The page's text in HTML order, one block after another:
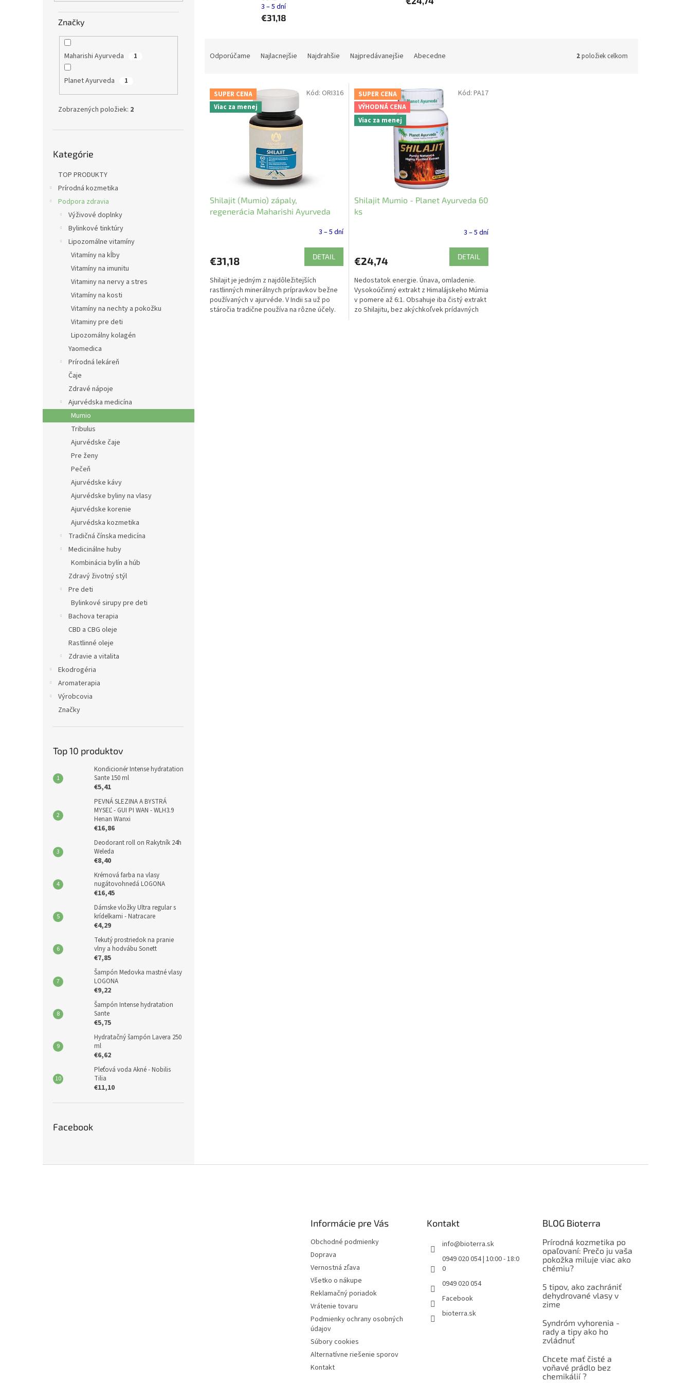
Značky
Maharishi Ayurveda 1
Planet Ayurveda 1
Zobrazených položiek: 2
kategórie
Kategórie
TOP PRODUKTY
Prírodná kozmetika
Podpora zdravia
Výživové doplnky
Bylinkové tinktúry
Lipozomálne vitamíny
Vitamíny na kĺby
Vitamíny na imunitu
Vitaminy na nervy a stres
Vitamíny na kosti
Vitamíny na nechty a pokožku
Vitaminy pre deti
Lipozomálny kolagén
Yaomedica
Prírodná lekáreň
Čaje
Zdravé nápoje
Ajurvédska medicína
Mumio
Tribulus
Ajurvédske čaje
Pre ženy
Pečeň
Ajurvédske kávy
Ajurvédske byliny na vlasy
Ajurvédske korenie
Ajurvédska kozmetika
Tradičná čínska medicína
Medicinálne huby
Kombinácia bylín a húb
Zdravý životný stýl
Pre deti
Bylinkové sirupy pre deti
Bachova terapia
CBD a CBG oleje
Rastlinné oleje
Zdravie a vitalita
Ekodrogéria
Aromaterapia
Výrobcovia
Značky
Top 10 produktov
Kondicionér Intense hydratation
Sante 150 ml
€5,41
PEVNÁ SLEZINA A BYSTRÁ
MYSEĽ - GUI PI WAN - WLH3.9
Henan Wanxi
€16,86
Deodorant roll on Rakytník 24h
Weleda
€8,40
Krémová farba na vlasy
nugátovohnedá LOGONA
€16,45
Dámske vložky Ultra regular s
krídelkami - Natracare
€4,29
Tekutý prostriedok na pranie
vlny a hodvábu Sonett
€7,85
Šampón Medovka mastné vlasy
LOGONA
€9,22
Šampón Intense hydratation
Sante
€5,75
Hydratačný šampón Lavera 250
ml
€6,62
Pleťová voda Akné - Nobilis
Tilia
€11,10
Facebook
3 – 5 dní
€31,18
n
Odporúčame Najlacnejšie Najdrahšie Najpredávanejšie Abecedne 2položiek celkom
V
p
SUPER CENA
Viac za menej
Shilajit (Mumio) zápaly,
regenerácia Maharishi Ayurveda
3 – 5 dní
€31,18 DETAIL
Shilajit je jedným z najdôležitejších
rastlinných minerálnych prípravkov bežne
používaných v ajurvéde. V Indii sa už po
stáročia tradične používa na rôzne účely.
Kód: ORI316
SUPER CENA
VÝHODNÁ CENA
Viac za menej
Shilajit Mumio - Planet Ayurveda 60
ks
3 – 5 dní
€24,74 DETAIL
Nedostatok energie. Únava, omladenie.
Vysokoúčinný extrakt z Himalájskeho Múmia
v pomere až 6:1. Obsahuje iba čistý extrakt
zo Shilajitu, bez akýchkoľvek prídavných
Kód: PA17
Informácie pre Vás
Obchodné podmienky
Doprava
Vernostná zľava
Všetko o nákupe
Reklamačný poriadok
Vrátenie tovaru
Podmienky ochrany osobných
údajov
Súbory cookies
Alternatívne riešenie sporov
Kontakt
Kontakt
info@bioterra.sk
0949 020 054 | 10:00 - 18:0
0
0949 020 054
Facebook
bioterra.sk
BLOG Bioterra
Prírodná kozmetika po
opaľovaní: Prečo ju vaša
pokožka miluje viac ako
chémiu?
5 tipov, ako zachrániť
dehydrované vlasy v
zime
Syndróm vyhorenia -
rady a tipy ako ho
zvládnuť
Chcete mať čisté a
voňavé prádlo bez
chemikálií ?